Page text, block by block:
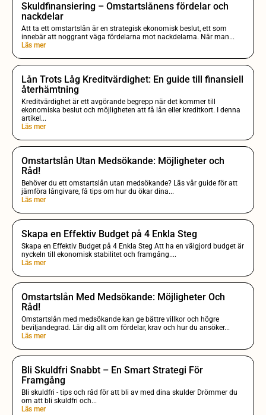
Skuldfinansiering – Omstartslånens fördelar och
nackdelar
Att ta ett omstartslån är en strategisk ekonomisk beslut, ett som
innebär att noggrant väga fördelarna mot nackdelarna. När man...
Läs mer
Lån Trots Låg Kreditvärdighet: En guide till finansiell
återhämtning
Kreditvärdighet är ett avgörande begrepp när det kommer till
ekonomiska beslut och möjligheten att få lån eller kreditkort. I denna
artikel...
Läs mer
Omstartslån Utan Medsökande: Möjligheter och
Råd!
Behöver du ett omstartslån utan medsökande? Läs vår guide för att
jämföra långivare, få tips om hur du ökar dina...
Läs mer
Skapa en Effektiv Budget på 4 Enkla Steg
Skapa en Effektiv Budget på 4 Enkla Steg Att ha en välgjord budget är
nyckeln till ekonomisk stabilitet och framgång....
Läs mer
Omstartslån Med Medsökande: Möjligheter Och
Råd!
Omstartslån med medsökande kan ge bättre villkor och högre
beviljandegrad. Lär dig allt om fördelar, krav och hur du ansöker...
Läs mer
Bli Skuldfri Snabbt – En Smart Strategi För
Framgång
Bli skuldfri - tips och råd för att bli av med dina skulder Drömmer du
om att bli skuldfri och...
Läs mer